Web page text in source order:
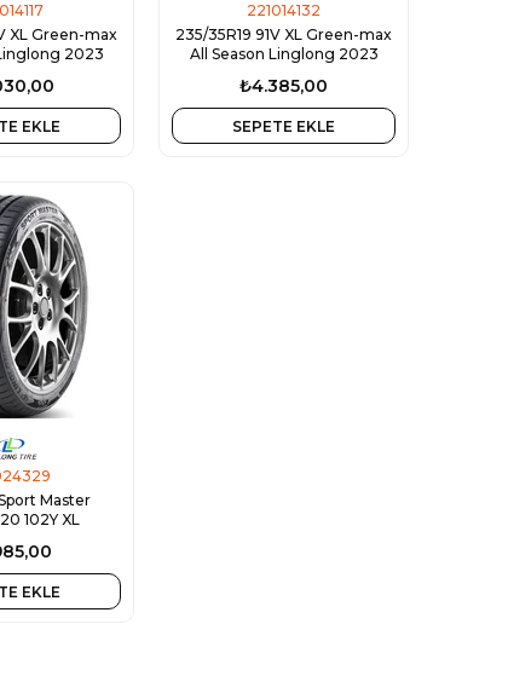
XL Green-max
2023
EKLE
221014132
235/35R19 91V XL Green-max
All Season Linglong 2023
₺4.385,00
SEPETE EKLE
Master
102Y XL
EKLE